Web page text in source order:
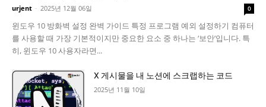
urjent - 2025년 12월 06일 0
윈도우 10 방화벽 설정 완벽 가이드 특정 프로그램 예외 설정하기 컴퓨터
를 사용할 때 가장 기본적이지만 중요한 요소 중 하나는 ‘보안’입니다. 특
히, 윈도우 10 사용자라면...
X 게시물을 내 노션에 스크랩하는 코드
2025년 11월 10일